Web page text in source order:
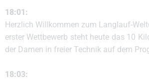
18:01:
Herzlich Willkommen zum Langlauf-
erster Wettbewerb steht heute das 10
der Damen in freier Technik auf dem
18:03: